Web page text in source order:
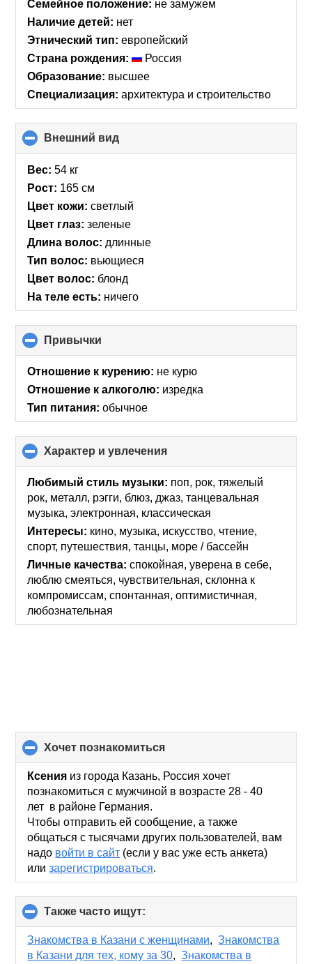
Семейное положение: не замужем
Наличие детей: нет
Этнический тип: европейский
Страна рождения:
Россия
Образование: высшее
Специализация: архитектура и строительство
Внешний вид
to
Вес: 54 кг
Рост: 165 см
Цвет кожи: светлый
Цвет глаз: зеленые
Длина волос: длинные
Тип волос: вьющиеся
Цвет волос: блонд
На теле есть: ничего
Привычки
to
collapse
Отношение к курению: не курю
Отношение к алкоголю: изредка
Тип питания: обычное
Характер и увлечения
to
collapse
contents
Любимый стиль музыки: поп, рок, тяжелый
рок, металл, рэгги, блюз, джаз, танцевальная
музыка, электронная, классическая
Интересы: кино, музыка, искусcтво, чтение,
спорт, путешествия, танцы, море / бассейн
Личные качества: спокойная, уверена в себе,
люблю смеяться, чувствительная, склонна к
компромиссам, спонтанная, оптимистичная,
любознательная
хочет познакомиться
to
collapse
contents
Ксения из города Казань, Россия хочет
познакомиться с мужчиной в возрасте 28 - 40
лет в районе Германия.
Чтобы отправить ей сообщение, а также
общаться с тысячами других пользователей, вам
надо войти в сайт (если у вас уже есть анкета)
илизарегистрироваться.
Также часто ищут:
to
collapse
contents
Знакомства в Казани с женщинами,Знакомства
в Казани для тех, кому за 30,Знакомства в